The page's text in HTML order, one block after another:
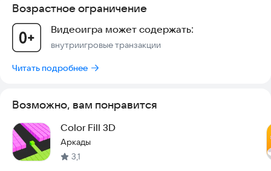
Возрастное ограничение
Видеоигра может содержать:
внутриигровые транзакции
Читать подробнее
Возможно, вам понравится
Color Fill 3D
Аркады
3,1